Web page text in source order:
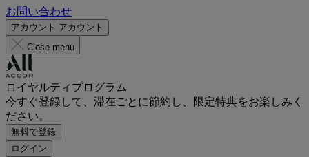
お問い合わせ
アカウント アカウント
Close menu
ロイヤルティプログラム
今すぐ登録して、滞在ごとに節約し、限定特典をお楽しみく
ださい。
無料で登録
ログイン